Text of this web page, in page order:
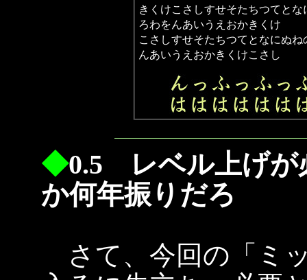
きくけこさしすせそたちつてと
ろわをんあいうえおかきくけ
こさしすせそたちつてとなにぬ
んあいうえおかきくけこさし
◆0.5 レベル上げが
か何年振りだろ
さて、今回の「ミ